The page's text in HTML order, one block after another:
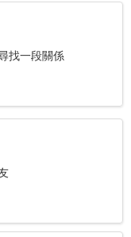
找一段關係